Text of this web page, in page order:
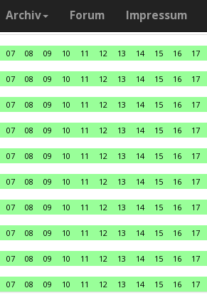
Archiv Forum Impressum
07 08 09 10 11 12 13 14 15 16 17
07 08 09 10 11 12 13 14 15 16 17
07 08 09 10 11 12 13 14 15 16 17
07 08 09 10 11 12 13 14 15 16 17
07 08 09 10 11 12 13 14 15 16 17
07 08 09 10 11 12 13 14 15 16 17
07 08 09 10 11 12 13 14 15 16 17
07 08 09 10 11 12 13 14 15 16 17
07 08 09 10 11 12 13 14 15 16 17
07 08 09 10 11 12 13 14 15 16 17